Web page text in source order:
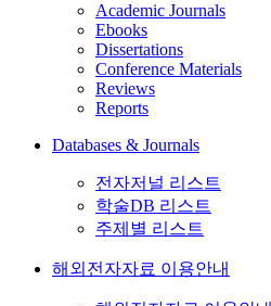
Academic Journals
Ebooks
Dissertations
Conference Materials
Reviews
Reports
Databases & Journals
전자저널 리스트
학술DB 리스트
주제별 리스트
해외전자자료 이용안내